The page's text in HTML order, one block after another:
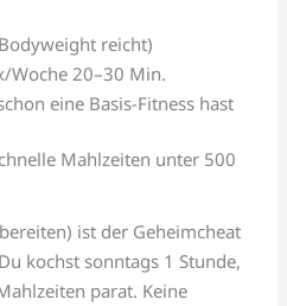
reicht)
Woche 20–30 Min.
eine Basis-Fitness hast
Mahlzeiten unter 500
ist der Geheimcheat
kochst sonntags 1 Stunde,
parat. Keine